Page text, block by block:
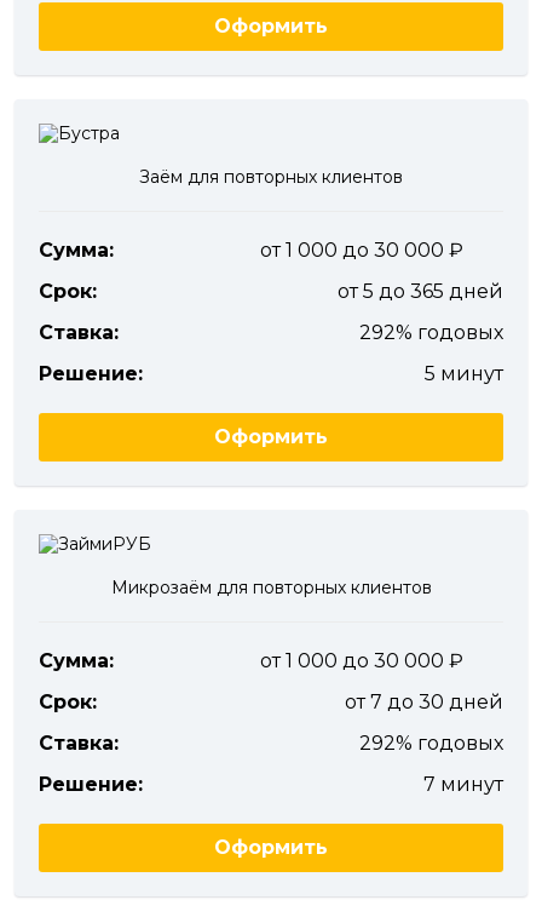
Оформить
Заём для повторных клиентов
Сумма:
от 1 000 до 30 000
Срок:
от 5 до 365 дней
Ставка:
292% годовых
Решение:
5 минут
Оформить
Микрозаём для повторных клиентов
Сумма:
от 1 000 до 30 000
Срок:
от 7 до 30 дней
Ставка:
292% годовых
Решение:
7 минут
Оформить